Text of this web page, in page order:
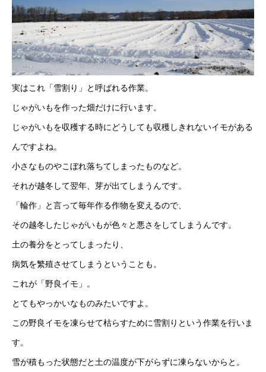
実はこれ「雪割り」と呼ばれる作業。
じゃがいもを作った畑だけに行います。
じゃがいもを収穫する時にどうしても収穫しきれないイモがある
んですよね。
小さなものやこぼれ落ちてしまったものなど。
それが越冬して翌年、芽が出てしまうんです。
「輪作」と言って毎年作る作物を変えるので、
その越冬したじゃがいもが色々と悪さをしてしまうんです。
土の養分をとってしまったり、
病気を繁殖させてしまうということも。
これが「野良イモ」。
とてもやっかいなものみたいですよ。
この野良イモを凍らせて枯らすために雪割りという作業を行いま
す。
雪が積もった状態だと土の温度が下がらずに凍らないからと。